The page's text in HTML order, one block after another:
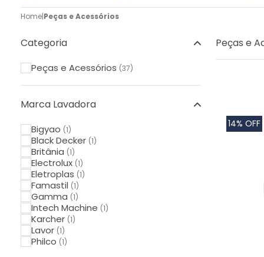
Home|Peças e Acessórios
Categoria
Peças e Acessórios (37)
Marca Lavadora
Bigyao (1)
Black Decker (1)
Britânia (1)
Electrolux (1)
Eletroplas (1)
Famastil (1)
Gamma (1)
Intech Machine (1)
Karcher (1)
Lavor (1)
Philco (1)
Peças e
14% OFF